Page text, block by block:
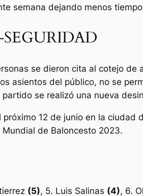
semana dejando menos
se dieron cita al cotejo
asientos del público, no se
se realizó una nueva
12 de junio en la
de Baloncesto 2023.
(5), 5. Luis Salinas (4), 6.